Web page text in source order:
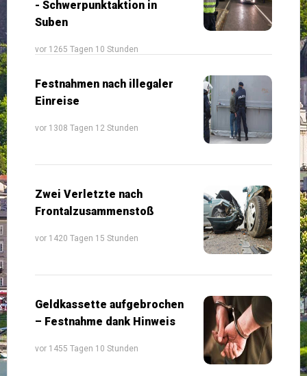
- Schwerpunktaktion in
Suben
vor 1265 Tagen 10 Stunden
Festnahmen nach illegaler
Einreise
vor 1308 Tagen 12 Stunden
Zwei Verletzte nach
Frontalzusammenstoß
vor 1420 Tagen 15 Stunden
Geldkassette aufgebrochen
– Festnahme dank Hinweis
vor 1455 Tagen 10 Stunden